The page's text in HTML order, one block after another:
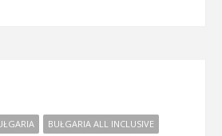
BUŁGARIA ALL INCLUSIVE